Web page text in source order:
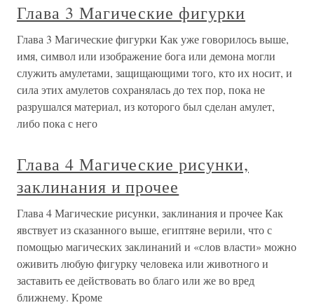
Глава 3 Магические фигурки
Глава 3 Магические фигурки Как уже говорилось выше,
имя, символ или изображение бога или демона могли
служить амулетами, защищающими того, кто их носит, и
сила этих амулетов сохранялась до тех пор, пока не
разрушался материал, из которого был сделан амулет,
либо пока с него
Глава 4 Магические рисунки,
заклинания и прочее
Глава 4 Магические рисунки, заклинания и прочее Как
явствует из сказанного выше, египтяне верили, что с
помощью магических заклинаний и «слов власти» можно
оживить любую фигурку человека или животного и
заставить ее действовать во благо или же во вред
ближнему. Кроме